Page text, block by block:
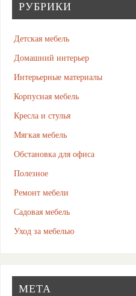
РУБРИКИ
Детская мебель
Домашний интерьер
Интерьерные материалы
Корпусная мебель
Кресла и стулья
Мягкая мебель
Обстановка для офиса
Полезное
Ремонт мебели
Садовая мебель
Уход за мебелью
МЕТА